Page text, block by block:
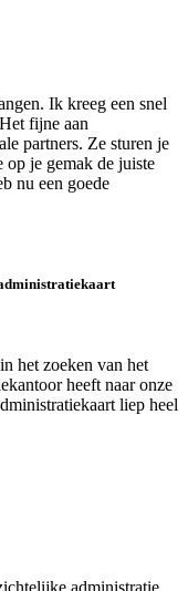
Ik kreeg een snel
fijne aan
partners. Ze sturen je
op je gemak de juiste
nu een goede
het zoeken van het
heeft naar onze
liep heel
administratie